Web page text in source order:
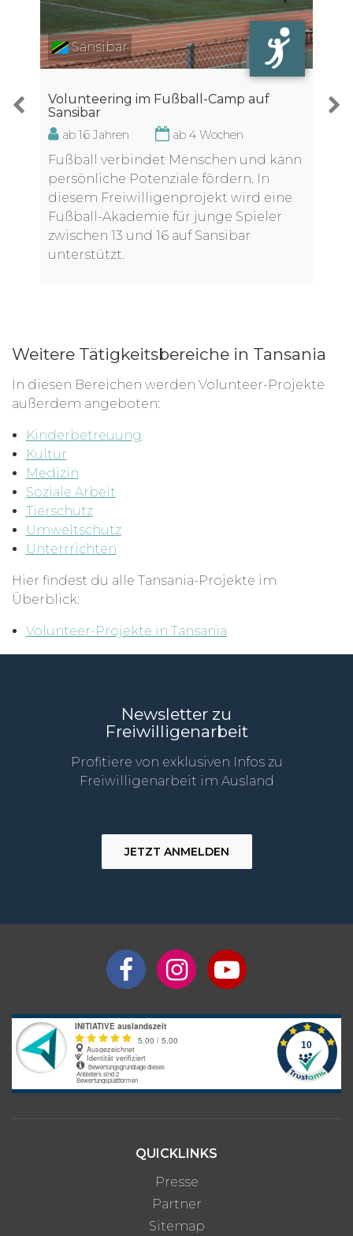
Sansibar
Volunteering im Fußball-Camp auf
Sansibar
ab 16 Jahren ab 4 Wochen
Fußball verbindet Menschen und kann
persönliche Potenziale fördern. In
diesem Freiwilligenprojekt wird eine
Fußball-Akademie für junge Spieler
zwischen 13 und 16 auf Sansibar
unterstützt.
Weitere Tätigkeitsbereiche in Tansania
In diesen Bereichen werden Volunteer-Projekte
außerdem angeboten:
Kinderbetreuung
Kultur
Medizin
Soziale Arbeit
Tierschutz
Umweltschutz
Unterrrichten
Hier findest du alle Tansania-Projekte im
Überblick:
Volunteer-Projekte in Tansania
Newsletter zu
Freiwilligenarbeit
Profitiere von exklusiven Infos zu
Freiwilligenarbeit im Ausland
JETZT ANMELDEN
QUICKLINKS
Presse
Partner
Sitemap